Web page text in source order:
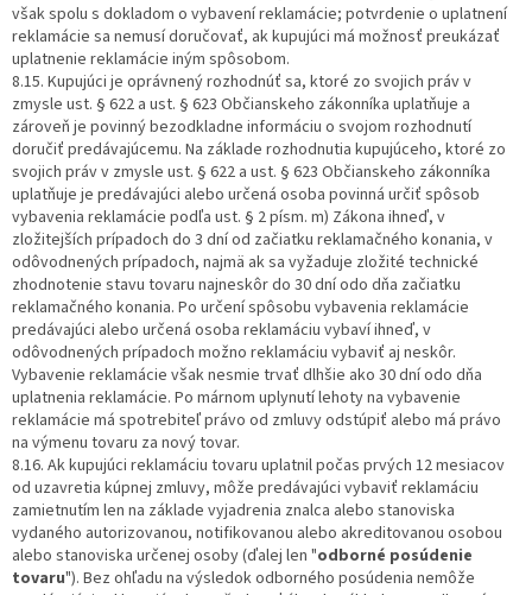
však spolu s dokladom o vybavení reklamácie; potvrdenie o uplatnení
reklamácie sa nemusí doručovať, ak kupujúci má možnosť preukázať
uplatnenie reklamácie iným spôsobom.
8.15. Kupujúci je oprávnený rozhodnúť sa, ktoré zo svojich práv v
zmysle ust. § 622 a ust. § 623 Občianskeho zákonníka uplatňuje a
zároveň je povinný bezodkladne informáciu o svojom rozhodnutí
doručiť predávajúcemu. Na základe rozhodnutia kupujúceho, ktoré zo
svojich práv v zmysle ust. § 622 a ust. § 623 Občianskeho zákonníka
uplatňuje je predávajúci alebo určená osoba povinná určiť spôsob
vybavenia reklamácie podľa ust. § 2 písm. m) Zákona ihneď, v
zložitejších prípadoch do 3 dní od začiatku reklamačného konania, v
odôvodnených prípadoch, najmä ak sa vyžaduje zložité technické
zhodnotenie stavu tovaru najneskôr do 30 dní odo dňa začiatku
reklamačného konania. Po určení spôsobu vybavenia reklamácie
predávajúci alebo určená osoba reklamáciu vybaví ihneď, v
odôvodnených prípadoch možno reklamáciu vybaviť aj neskôr.
Vybavenie reklamácie však nesmie trvať dlhšie ako 30 dní odo dňa
uplatnenia reklamácie. Po márnom uplynutí lehoty na vybavenie
reklamácie má spotrebiteľ právo od zmluvy odstúpiť alebo má právo
na výmenu tovaru za nový tovar.
8.16. Ak kupujúci reklamáciu tovaru uplatnil počas prvých 12 mesiacov
od uzavretia kúpnej zmluvy, môže predávajúci vybaviť reklamáciu
zamietnutím len na základe vyjadrenia znalca alebo stanoviska
vydaného autorizovanou, notifikovanou alebo akreditovanou osobou
alebo stanoviska určenej osoby (ďalej len "odborné posúdenie
tovaru"). Bez ohľadu na výsledok odborného posúdenia nemôže